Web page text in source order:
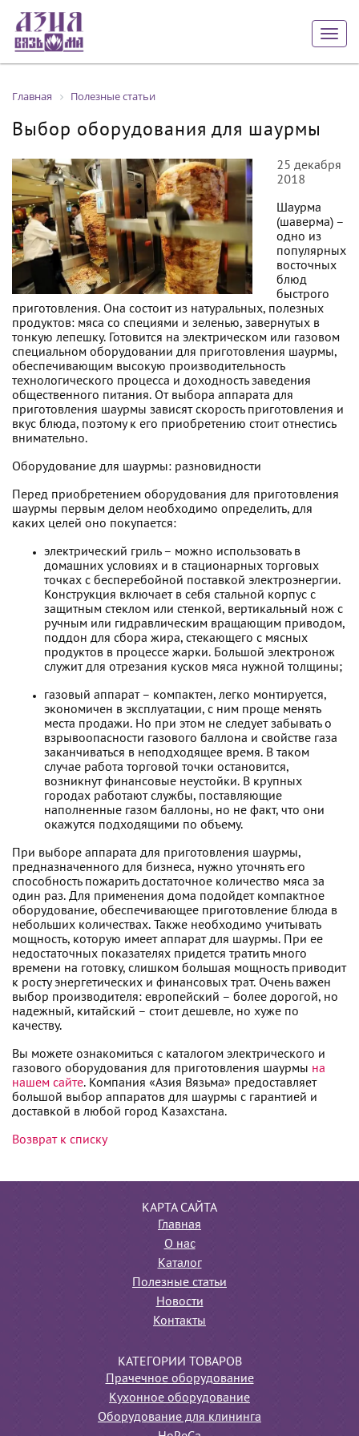
Главная Полезные статьи
Выбор оборудования для шаурмы
25 декабря
2018
Шаурма
(шаверма) –
одно из
популярных
восточных
блюд
быстрого
приготовления. Она состоит из натуральных, полезных
продуктов: мяса со специями и зеленью, завернутых в
тонкую лепешку. Готовится на электрическом или газовом
специальном оборудовании для приготовления шаурмы,
обеспечивающим высокую производительность
технологического процесса и доходность заведения
общественного питания. От выбора аппарата для
приготовления шаурмы зависят скорость приготовления и
вкус блюда, поэтому к его приобретению стоит отнестись
внимательно.
Оборудование для шаурмы: разновидности
Перед приобретением оборудования для приготовления
шаурмы первым делом необходимо определить, для
каких целей оно покупается:
электрический гриль – можно использовать в
домашних условиях и в стационарных торговых
точках с бесперебойной поставкой электроэнергии.
Конструкция включает в себя стальной корпус с
защитным стеклом или стенкой, вертикальный нож с
ручным или гидравлическим вращающим приводом,
поддон для сбора жира, стекающего с мясных
продуктов в процессе жарки. Большой электронож
служит для отрезания кусков мяса нужной толщины;
газовый аппарат – компактен, легко монтируется,
экономичен в эксплуатации, с ним проще менять
места продажи. Но при этом не следует забывать о
взрывоопасности газового баллона и свойстве газа
заканчиваться в неподходящее время. В таком
случае работа торговой точки остановится,
возникнут финансовые неустойки. В крупных
городах работают службы, поставляющие
наполненные газом баллоны, но не факт, что они
окажутся подходящими по объему.
При выборе аппарата для приготовления шаурмы,
предназначенного для бизнеса, нужно уточнять его
способность пожарить достаточное количество мяса за
один раз. Для применения дома подойдет компактное
оборудование, обеспечивающее приготовление блюда в
небольших количествах. Также необходимо учитывать
мощность, которую имеет аппарат для шаурмы. При ее
недостаточных показателях придется тратить много
времени на готовку, слишком большая мощность приводит
к росту энергетических и финансовых трат. Очень важен
выбор производителя: европейский – более дорогой, но
надежный, китайский – стоит дешевле, но хуже по
качеству.
Вы можете ознакомиться с каталогом электрического и
газового оборудования для приготовления шаурмы на
нашем сайте. Компания «Азия Вязьма» предоставляет
большой выбор аппаратов для шаурмы с гарантией и
доставкой в любой город Казахстана.
Возврат к списку
КАРТА САЙТА
Главная
О нас
Каталог
Полезные статьи
Новости
Контакты
КАТЕГОРИИ ТОВАРОВ
Прачечное оборудование
Кухонное оборудование
Оборудование для клининга